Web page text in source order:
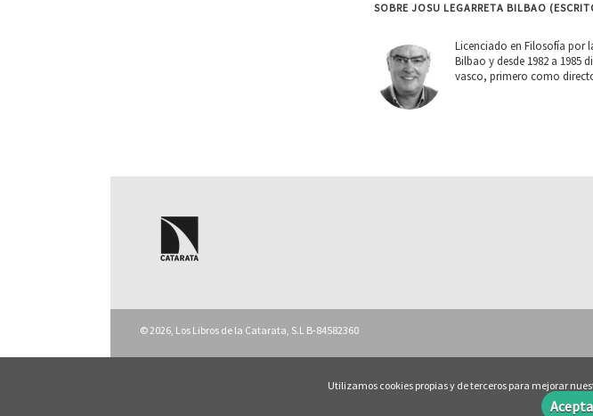
SOBRE JOSU LEGARRETA BILBAO
Licenciado en Filosofía por
Bilbao y desde 1982 a 1985
vasco, primero como
© 2026, Los Libros de la Catarata, S.L B-84582360
Utilizamos cookies propias y de terceros para mejorar